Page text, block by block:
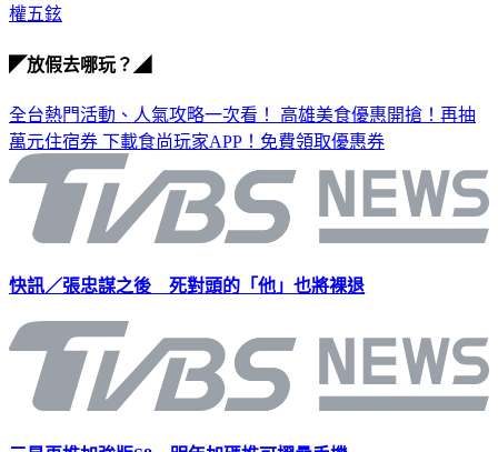
權五鉉
◤放假去哪玩？◢
全台熱門活動、人氣攻略一次看！ 高雄美食優惠開搶！再抽
萬元住宿券 下載食尚玩家APP！免費領取優惠券
快訊／張忠謀之後 死對頭的「他」也將裸退